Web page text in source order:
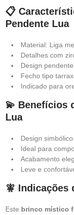
📋
Pendente Lua
Material: Liga
Detalhes com
Design
Fecho tipo
Indicado para
💫 Benefícios
Lua
Design
Ideal para
Acabamento
Leve e
🧚 Indicações
Este brinco místico